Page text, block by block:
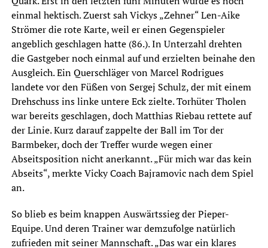
einmal hektisch. Zuerst sah Vickys „Zehner“ Len-Aike
Strömer die rote Karte, weil er einen Gegenspieler
angeblich geschlagen hatte (86.). In Unterzahl drehten
die Gastgeber noch einmal auf und erzielten beinahe den
Ausgleich. Ein Querschläger von Marcel Rodrigues
landete vor den Füßen von Sergej Schulz, der mit einem
Drehschuss ins linke untere Eck zielte. Torhüter Tholen
war bereits geschlagen, doch Matthias Riebau rettete auf
der Linie. Kurz darauf zappelte der Ball im Tor der
Barmbeker, doch der Treffer wurde wegen einer
Abseitsposition nicht anerkannt. „Für mich war das kein
Abseits“, merkte Vicky Coach Bajramovic nach dem Spiel
an.
So blieb es beim knappen Auswärtssieg der Pieper-
Equipe. Und deren Trainer war demzufolge natürlich
zufrieden mit seiner Mannschaft. „Das war ein klares